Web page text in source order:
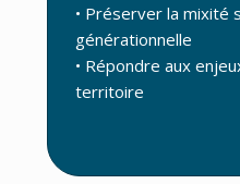
• Préserver la mixité
générationnelle
• Répondre aux
territoire